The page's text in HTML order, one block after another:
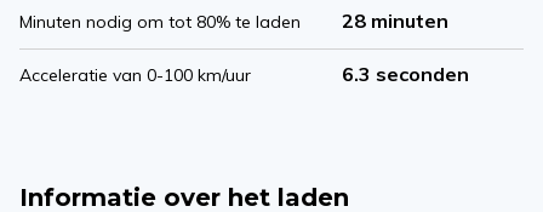
Minuten nodig om tot 80% te laden 28 minuten
Acceleratie van 0-100 km/uur 6.3 seconden
Informatie over het laden